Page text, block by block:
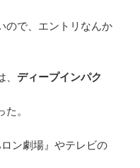
ので、エントリなんか
、ディープインパク
。
ン劇場』やテレビの